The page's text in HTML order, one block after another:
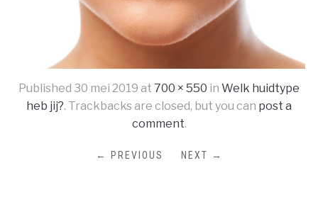
Published 30 mei 2019 at 700 × 550 in Welk huidtype
heb jij?. Trackbacks are closed, but you can post a
comment.
← PREVIOUS NEXT →